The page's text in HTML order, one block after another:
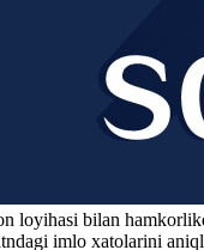
loyihasi bilan
imlo xatolarini